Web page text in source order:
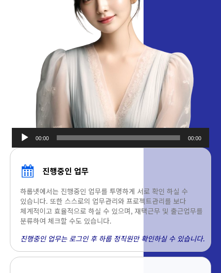
오디오
00:00 00:00
진행중인 업무
하룹넷에서는 진행중인 업무를 투명하게 서로 확인 하실 수
있습니다. 또한 스스로의 업무관리와 프로젝트관리를 보다
체계적이고 효율적으로 하실 수 있으며, 재택근무 및 출근업무를
분류하여 체크할 수도 있습니다.
진행중인 업무는 로그인 후 하룹 정직원만 확인하실 수 있습니다.